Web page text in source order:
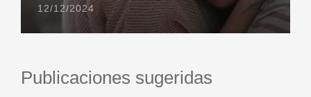
12/12/2024
Publicaciones sugeridas